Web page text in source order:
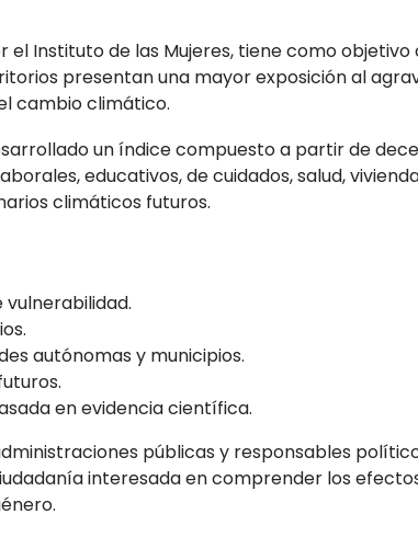
Instituto de las Mujeres, tiene como
presentan una mayor exposición al
cambio climático.
un índice compuesto a partir de
educativos, de cuidados, salud,
climáticos futuros.
autónomas y municipios.
en evidencia científica.
públicas y responsables
interesada en comprender los